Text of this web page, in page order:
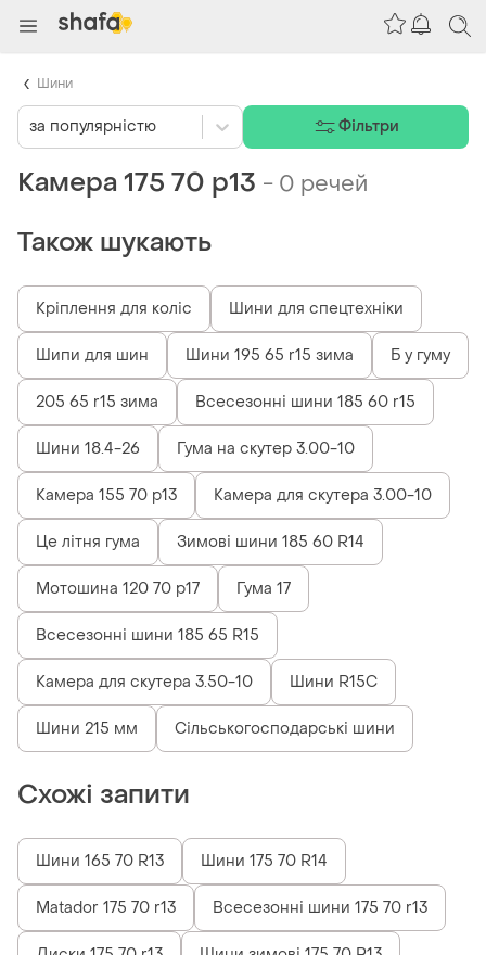
Камера 175 70 р13 - 0 речей
Також шукають
Кріплення для коліс Шини для спецтехніки
Шипи для шин Шини 195 65 r15 зима Б у гуму
205 65 r15 зима Всесезонні шини 185 60 r15
Шини 18.4-26 Гума на скутер 3.00-10
Камера 155 70 р13 Камера для скутера 3.00-10
Це літня гума Зимові шини 185 60 R14
Мотошина 120 70 р17 Гума 17
Всесезонні шини 185 65 R15
Камера для скутера 3.50-10 Шини R15C
Шини 215 мм Сільськогосподарські шини
Схожі запити
Шини 165 70 R13 Шини 175 70 R14
Matador 175 70 r13 Всесезонні шини 175 70 r13
за популярністю Фільтри
Шини